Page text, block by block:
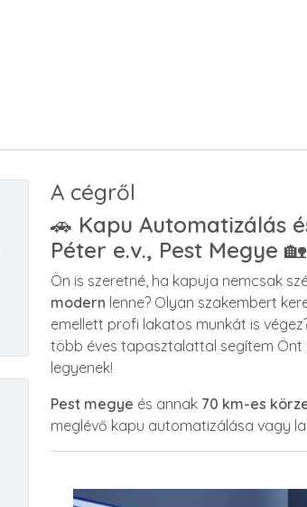
A cégről
🚗 Kapu Automatizálás
Péter e.v., Pest Megye 🏡
Ön is szeretné, ha kapuja nemcsak
modern lenne? Olyan szakembert
emellett profi lakatos munkát is
több éves tapasztalattal segítem
legyenek!
Pest megye és annak 70 km-es
meglévő kapu automatizálása vagy